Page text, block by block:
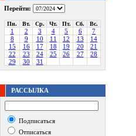
Перейти:
Пн. Вт. Ср. Чт. Пт. Сб. Вс.
1 2 3 4 5 6
7
8
9 10 11 12 13
14
15
16 17 18 19 20
21
22
23 24 25 26 27
28
29
30 31
РАССЫЛКА
Подписаться
Отписаться